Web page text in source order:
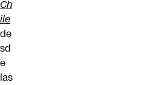
Ch
ile
de
sd
e
las